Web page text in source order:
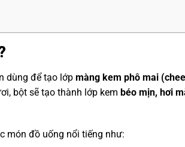
dùng để tạo lớp màng kem phô mai
bột sẽ tạo thành lớp kem béo mịn, hơi
món đồ uống nổi tiếng như: